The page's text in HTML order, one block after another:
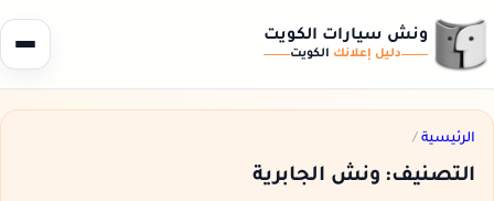
ونش سيارات الكويت
دليل إعلانك الكويت
الرئيسية /
التصنيف: ونش الجابرية